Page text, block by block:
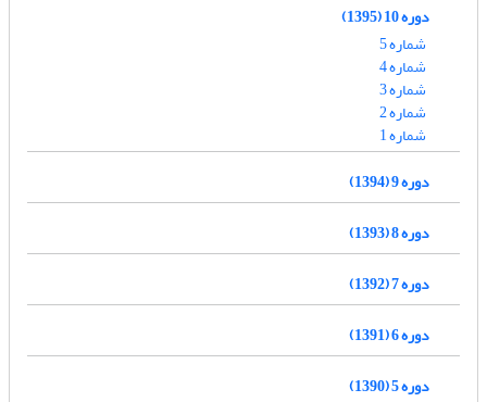
دوره 10 (1395)
شماره 5
شماره 4
شماره 3
شماره 2
شماره 1
دوره 9 (1394)
دوره 8 (1393)
دوره 7 (1392)
دوره 6 (1391)
دوره 5 (1390)